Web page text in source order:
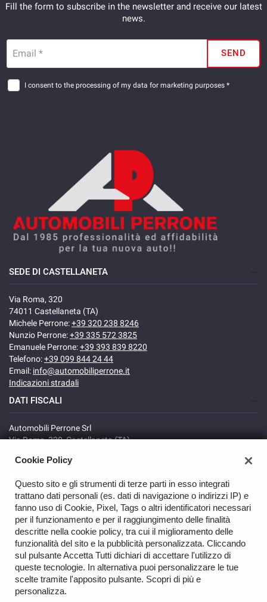
Fill the form to subscribe in the newsletter and receive our latest
news.
Email * SEND
I consent to the processing of my data for marketing purposes *
SEDE DI CASTELLANETA
Via Roma, 320
74011 Castellaneta (TA)
Michele Perrone:+39 320 238 8246
Nunzio Perrone:+39 335 572 3825
Emanuele Perrone:+39 393 839 8220
Telefono:+39 099 844 24 44
Email: info@automobiliperrone.it
Indicazioni stradali
DATI FISCALI
Automobili Perrone Srl
Via Roma, 320, Castellaneta (TA)
Registro delle imprese: TA
Copyright © 2026 Automobili Perrone Srl - VAT 02735640738 -
Read the Privacy Policy
Cookie Policy
Questo sito e gli strumenti di terze parti in esso integrati
trattano dati personali (es. dati di navigazione o indirizzi IP) e
fanno uso di Cookie, Pixel, Tags o altri identificatori necessari
per il funzionamento e per il raggiungimento delle finalità
descritte nella cookie policy, tra cui il miglioramento delle
funzionalità del sito e la pubblicità personalizzata. Cliccando
sul pulsante Accetta Tutti dichiari di accettare l'utilizzo di
queste tecnologie. In alternativa puoi personalizzare le tue
scelte tramite l'apposito pulsante. Scopri di più e
personalizza.